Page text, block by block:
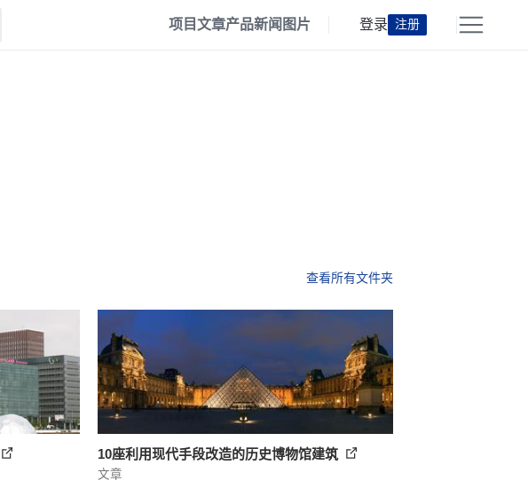
项目文章产品新闻 图片 登录 注册
查看所有文件夹
10座利用现代手段改造的历史博物馆建筑
文章